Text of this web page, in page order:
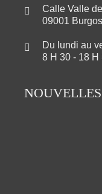
Calle Valle
09001
Du lundi au
8 H 30 - 18 H